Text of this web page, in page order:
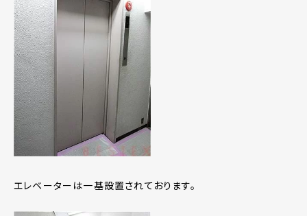
エレベーターは一基設置されております。